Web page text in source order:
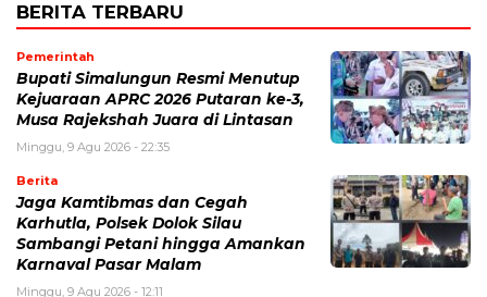
BERITA TERBARU
Pemerintah
Bupati Simalungun Resmi Menutup
Kejuaraan APRC 2026 Putaran ke-3,
Musa Rajekshah Juara di Lintasan
Minggu, 9 Agu 2026 - 22:35
Berita
Jaga Kamtibmas dan Cegah
Karhutla, Polsek Dolok Silau
Sambangi Petani hingga Amankan
Karnaval Pasar Malam
Minggu, 9 Agu 2026 - 12:11